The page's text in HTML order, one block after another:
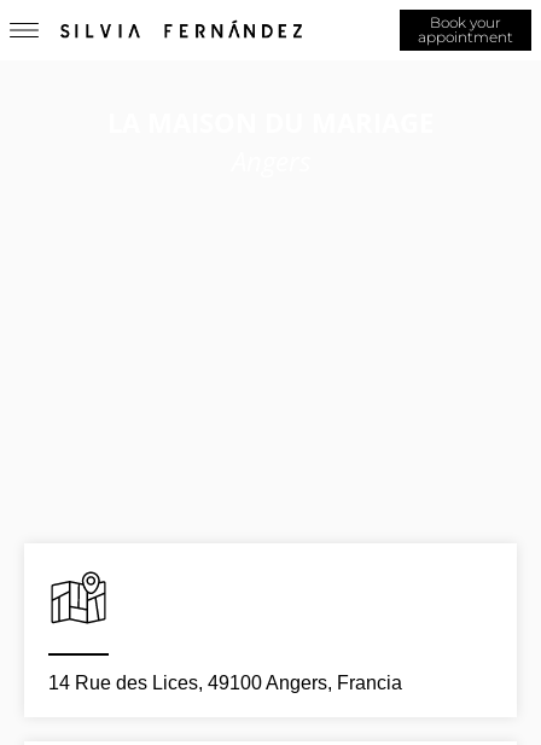
Book your
appointment
14 Rue des Lices, 49100 Angers, Francia